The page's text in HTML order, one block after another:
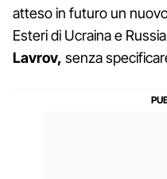
atteso in futuro un
Esteri di Ucraina e Russia
Lavrov, senza